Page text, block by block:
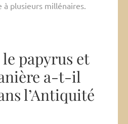
plusieurs millénaires.
papyrus et
a-t-il
l’Antiquité